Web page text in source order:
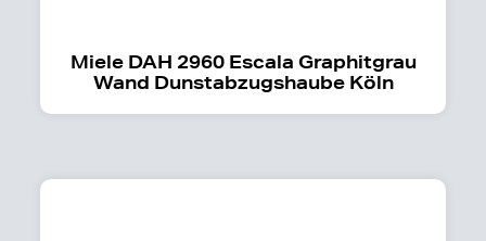
Miele DAH 2960 Escala Graphitgrau
Wand Dunstabzugshaube Köln